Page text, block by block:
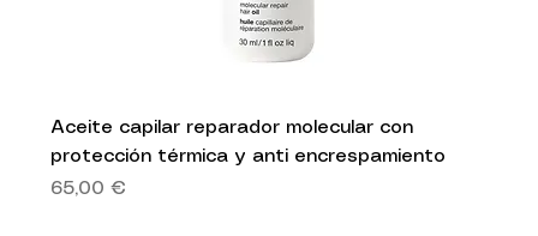
Aceite capilar reparador molecular con
protección térmica y anti encrespamiento
Precio
65,00 €